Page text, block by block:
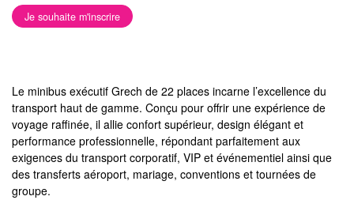
Je souhaite m'inscrire
Le minibus exécutif Grech de 22 places incarne l’excellence du
transport haut de gamme. Conçu pour offrir une expérience de
voyage raffinée, il allie confort supérieur, design élégant et
performance professionnelle, répondant parfaitement aux
exigences du transport corporatif, VIP et événementiel ainsi que
des transferts aéroport, mariage, conventions et tournées de
groupe.